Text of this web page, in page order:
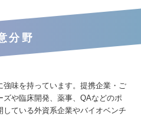
分野
味を持っています。提携企業・ご
や臨床開発、薬事、QAなどのポ
ている外資系企業やバイオベンチ